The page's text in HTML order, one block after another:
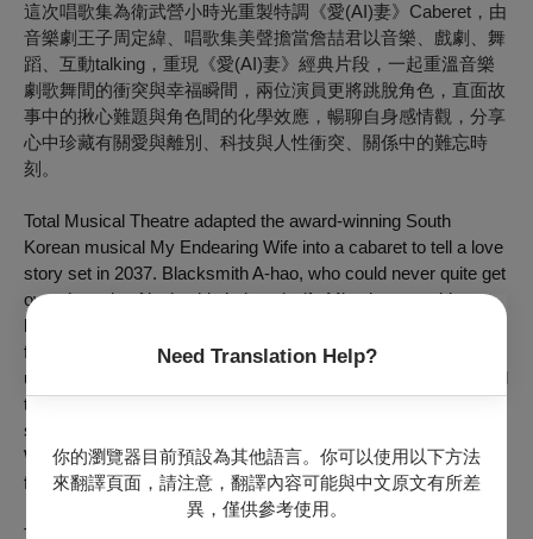
Need Translation Help?
你的瀏覽器目前預設為其他語言。你可以使用以下方法
來翻譯頁面，請注意，翻譯內容可能與中文原文有所差
異，僅供參考使用。
這次唱歌集為衛武營小時光重製特調《愛(AI)妻》Caberet，由
音樂劇王子周定緯、唱歌集美聲擔當詹喆君以音樂、戲劇、舞
蹈、互動talking，重現《愛(AI)妻》經典片段，一起重溫音樂
劇歌舞間的衝突與幸福瞬間，兩位演員更將跳脫角色，直面故
事中的揪心難題與角色間的化學效應，暢聊自身感情觀，分享
心中珍藏有關愛與離別、科技與人性衝突、關係中的難忘時
刻。
Total Musical Theatre adapted the award-winning South
Korean musical My Endearing Wife into a cabaret to tell a love
story set in 2037. Blacksmith A-hao, who could never quite get
over the pain of losing his beloved wife Mina in an accident,
happens to rebuild her existence with AI technology. Having
fallen in love with Mina again, A-hao finds himself facing a
unique set of challenges in their relationship: her constant need
to hibernate and recharge, her extraordinary intellect and
stamina, and her unusual fervor to renovate their old house.
Will A-hao, who longs for the past, be able to convince Mina
from the future to remain by his side?
Total Musical Theatre, in collaboration with Weiwuying